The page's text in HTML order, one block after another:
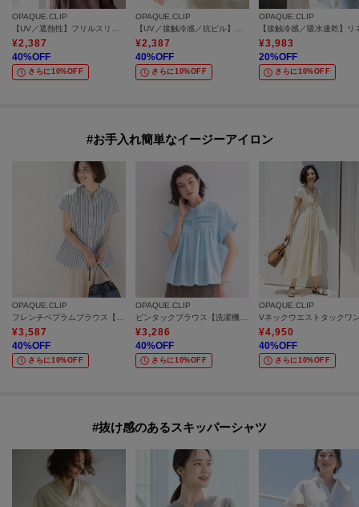
OPAQUE.CLIP
【UV／遮熱性】フリルスリーブニット《7col／洗濯機OK》
¥2,387
40%OFF
さらに10%OFF
OPAQUE.CLIP
【UV／接触冷感／抗ピル】シアー＆レイヤード風さらりニット《洗濯機OK》
¥2,387
40%OFF
さらに10%OFF
OPAQUE.CLIP
¥3,983
20%OFF
さらに10%OFF
#お手入れ簡単なイージーアイロン
OPAQUE.CLIP
¥3,587
40%OFF
さらに10%OFF
OPAQUE.CLIP
¥3,286
40%OFF
さらに10%OFF
OPAQUE.CLIP
¥4,950
40%OFF
さらに10%OFF
#抜け感のあるスキッパーシャツ